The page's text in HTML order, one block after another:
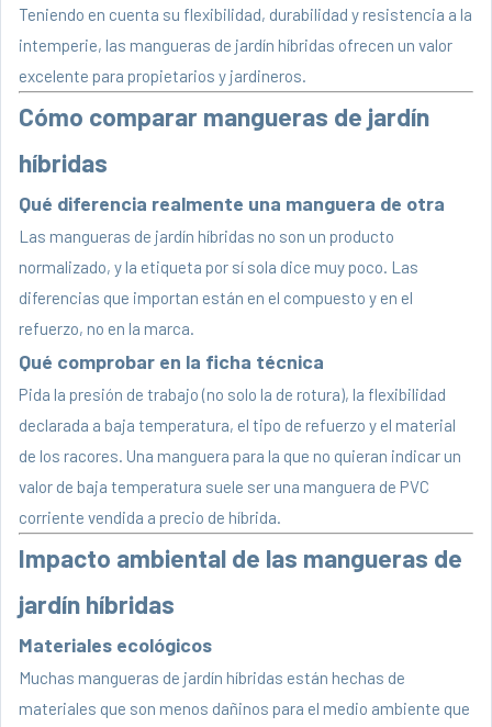
Teniendo en cuenta su flexibilidad, durabilidad y resistencia a la
intemperie, las mangueras de jardín híbridas ofrecen un valor
excelente para propietarios y jardineros.
Cómo comparar mangueras de jardín
híbridas
Qué diferencia realmente una manguera de otra
Las mangueras de jardín híbridas no son un producto
normalizado, y la etiqueta por sí sola dice muy poco. Las
diferencias que importan están en el compuesto y en el
refuerzo, no en la marca.
Qué comprobar en la ficha técnica
Pida la presión de trabajo (no solo la de rotura), la flexibilidad
declarada a baja temperatura, el tipo de refuerzo y el material
de los racores. Una manguera para la que no quieran indicar un
valor de baja temperatura suele ser una manguera de PVC
corriente vendida a precio de híbrida.
Impacto ambiental de las mangueras de
jardín híbridas
Materiales ecológicos
Muchas mangueras de jardín híbridas están hechas de
materiales que son menos dañinos para el medio ambiente que